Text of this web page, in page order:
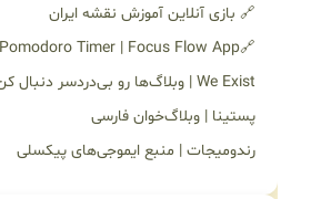
🔗 بازی آنلاین آموزش نقشه ایران
🔗Pomodoro Timer | Focus Flow App
We Exist | وبلاگ‌ها رو بی‌دردسر دنبال کن
پستینا | وبلاگ‌خوان فارسی
رندومیجات | منبع ایموجی‌های پیکسلی